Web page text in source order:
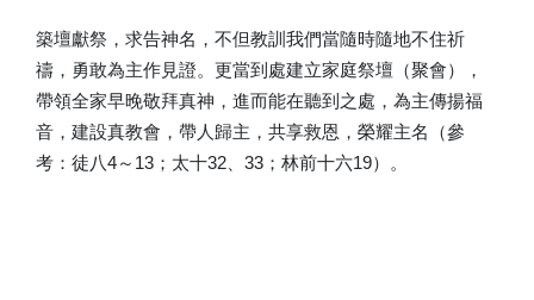
築壇獻祭，求告神名，不但教訓我們當隨時隨地不住祈
禱，勇敢為主作見證。更當到處建立家庭祭壇（聚會），
帶領全家早晚敬拜真神，進而能在聽到之處，為主傳揚福
音，建設真教會，帶人歸主，共享救恩，榮耀主名（參
考：徒八4～13；太十32、33；林前十六19）。